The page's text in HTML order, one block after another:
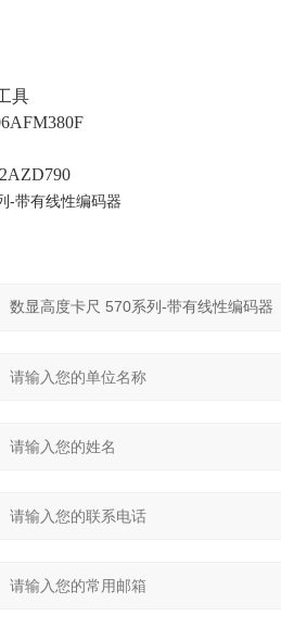
具